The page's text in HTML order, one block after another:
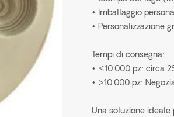
• Imballaggio
• Personalizzazione
Tempi di consegna:
• ≤10.000 pz: circa
• >10.000 pz:
Una soluzione